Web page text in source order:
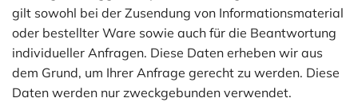
gilt sowohl bei der Zusendung von Informationsmaterial
oder bestellter Ware sowie auch für die Beantwortung
individueller Anfragen. Diese Daten erheben wir aus
dem Grund, um Ihrer Anfrage gerecht zu werden. Diese
Daten werden nur zweckgebunden verwendet.